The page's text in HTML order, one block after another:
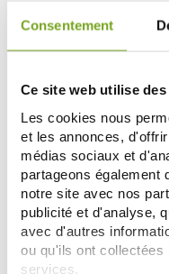
Consentement
Ce site web utilise
Les cookies nous
et les annonces,
médias sociaux et
partageons également
notre site avec nos
publicité et d'analyse,
avec d'autres
ou qu'ils ont collectées
services.
CYTOLNAT
CYTOLNAT CENTELLA
APAISANTE 50 ML
8,95 €
7,61 €
ДОБАВИТЬ В